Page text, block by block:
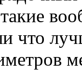
что